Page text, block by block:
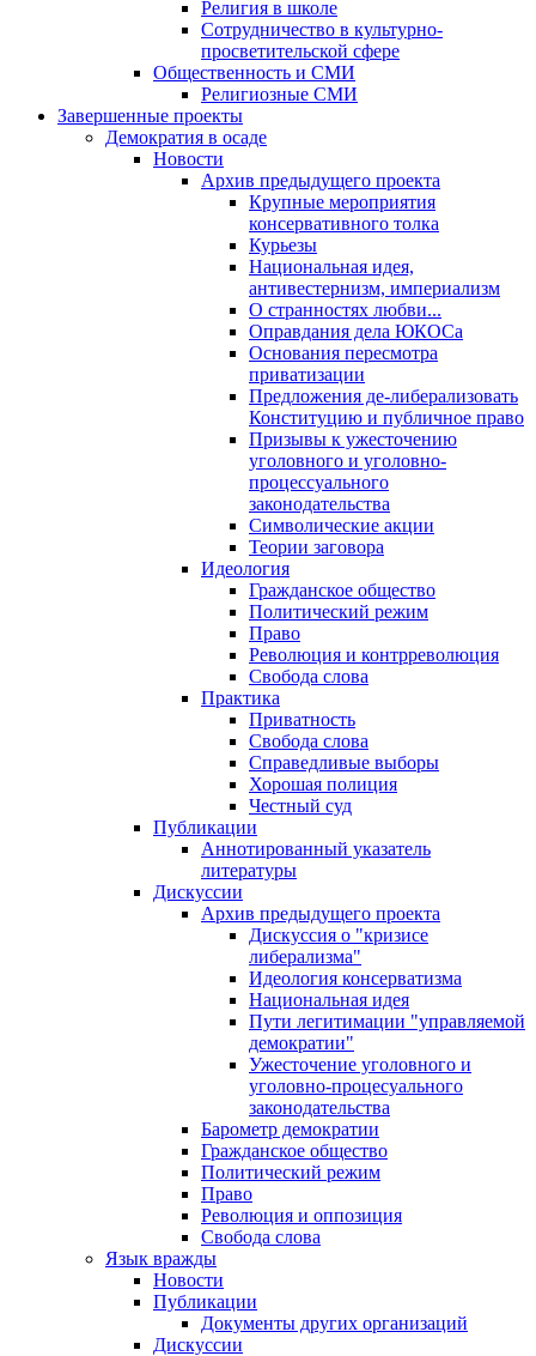
Религия в школе
Сотрудничество в культурно-
просветительской сфере
Общественность и СМИ
Религиозные СМИ
Завершенные проекты
Демократия в осаде
Новости
Архив предыдущего проекта
Крупные мероприятия
консервативного толка
Курьезы
Национальная идея,
антивестернизм, империализм
О странностях любви...
Оправдания дела ЮКОСа
Основания пересмотра
приватизации
Предложения де-либерализовать
Конституцию и публичное право
Призывы к ужесточению
уголовного и уголовно-
процессуального
законодательства
Символические акции
Теории заговора
Идеология
Гражданское общество
Политический режим
Право
Революция и контрреволюция
Свобода слова
Практика
Приватность
Свобода слова
Справедливые выборы
Хорошая полиция
Честный суд
Публикации
Аннотированный указатель
литературы
Дискуссии
Архив предыдущего проекта
Дискуссия о "кризисе
либерализма"
Идеология консерватизма
Национальная идея
Пути легитимации "управляемой
демократии"
Ужесточение уголовного и
уголовно-процесуального
законодательства
Барометр демократии
Гражданское общество
Политический режим
Право
Революция и оппозиция
Свобода слова
Язык вражды
Новости
Публикации
Документы других организаций
Дискуссии